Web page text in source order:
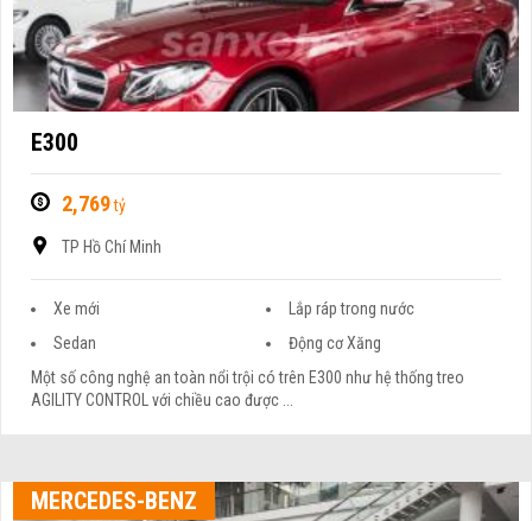
E300
2,769tỷ
TP Hồ Chí Minh
Xe mới
Lắp ráp trong nước
Sedan
Động cơ Xăng
Một số công nghệ an toàn nổi trội có trên E300 như hệ thống treo
AGILITY CONTROL với chiều cao được ...
MERCEDES-BENZ